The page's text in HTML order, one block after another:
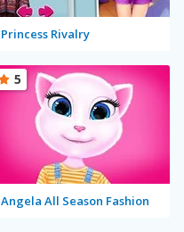
Princess Rivalry
Angela All Season Fashion
5